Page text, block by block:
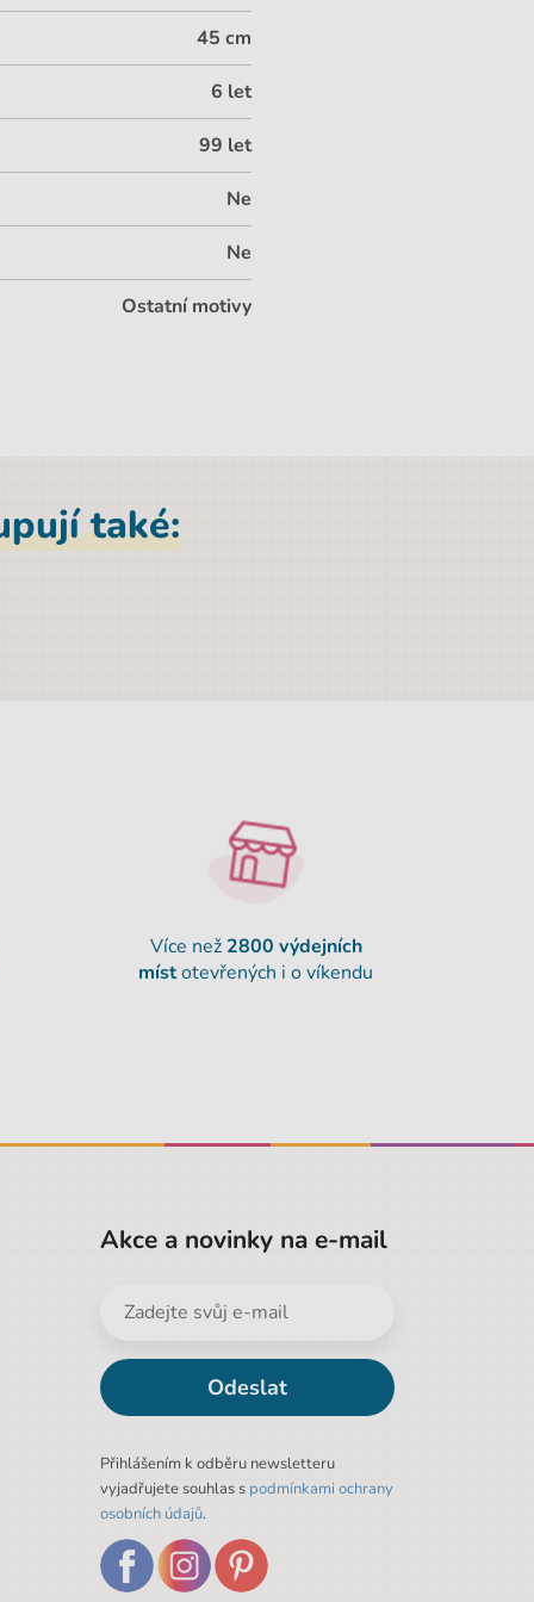
45 cm
6 let
99 let
Ne
Ne
Ostatní motivy
také:
Více než 2800 výdejních
místotevřených i o víkendu
Akce a novinky na e-mail
Odeslat
Přihlášením k odběru newsletteru
vyjadřujete souhlas s podmínkami ochrany
osobních údajů.